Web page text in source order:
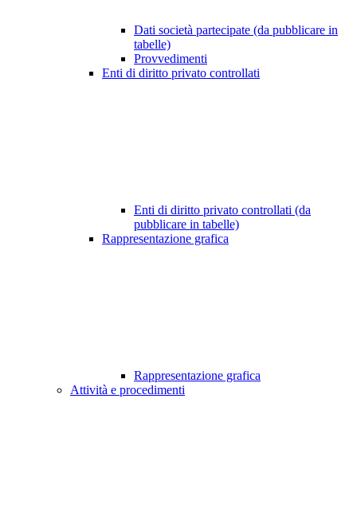
Dati società partecipate (da pubblicare in
tabelle)
Provvedimenti
Enti di diritto privato controllati
Enti di diritto privato controllati (da
pubblicare in tabelle)
Rappresentazione grafica
Rappresentazione grafica
Attività e procedimenti